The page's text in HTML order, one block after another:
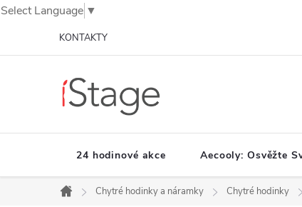
Select Language ▼
KONTAKTY
24 hodinové akce Aecooly: Osvěžte
Domů
Chytré hodinky a náramky Chytré hodinky